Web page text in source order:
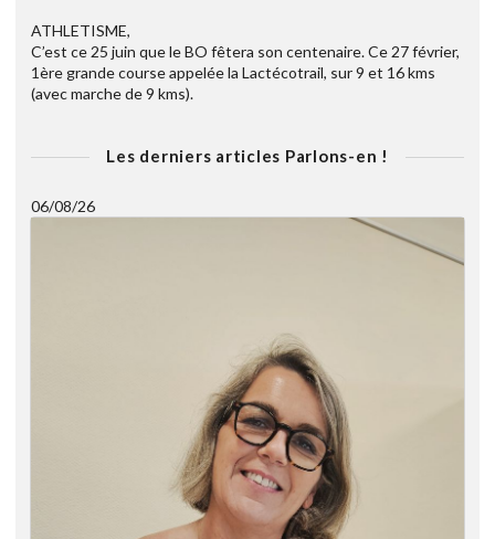
ATHLETISME,
C’est ce 25 juin que le BO fêtera son centenaire. Ce 27 février,
1ère grande course appelée la Lactécotrail, sur 9 et 16 kms
(avec marche de 9 kms).
Les derniers articles Parlons-en !
06/08/26